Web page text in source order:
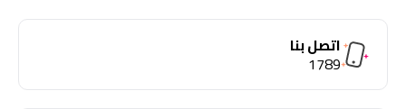
اتصل بنا
1789